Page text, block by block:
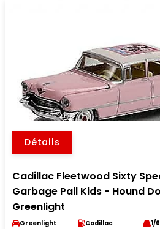
Détails
Cadillac Fleetwood Sixty
Garbage Pail Kids - Hound
Greenlight
Greenlight Cadillac 1/